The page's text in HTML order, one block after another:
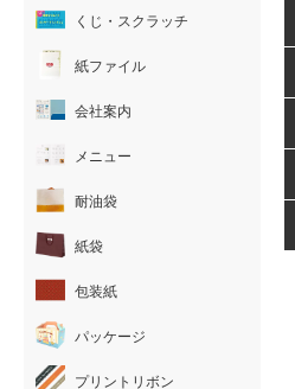
くじ・スクラッチ
紙ファイル
会社案内
メニュー
耐油袋
紙袋
包装紙
パッケージ
プリントリボン